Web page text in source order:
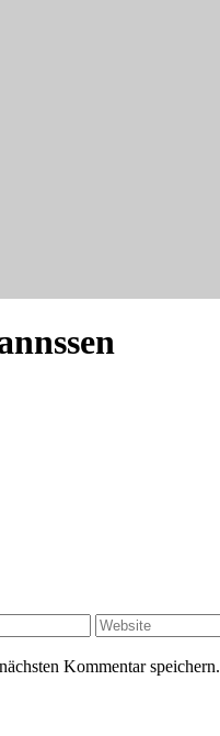
Kommentar speichern.